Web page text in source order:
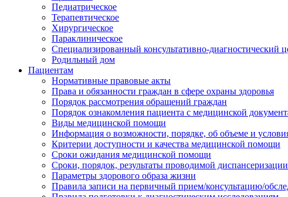
Педиатрическое
Терапевтическое
Хирургическое
Параклиническое
Специализированный консультативно-диагностический
Родильный дом
Пациентам
Нормативные правовые акты
Права и обязанности граждан в сфере охраны здоровья
Порядок рассмотрения обращений граждан
Порядок ознакомления пациента с медицинской
Виды медицинской помощи
Информация о возможности, порядке, об объеме и
Критерии доступности и качества медицинской помощи
Сроки ожидания медицинской помощи
Сроки, порядок, результаты проводимой
Параметры здорового образа жизни
Правила записи на первичный прием/консультацию/